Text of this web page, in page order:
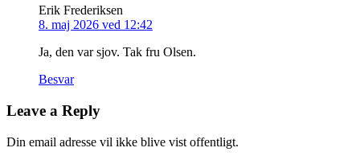
Erik Frederiksen
8. maj 2026 ved 12:42
Ja, den var sjov. Tak fru Olsen.
Besvar
Leave a Reply
Din email adresse vil ikke blive vist offentligt.